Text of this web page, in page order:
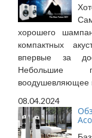
хорошего
компактных
впервые за
Небольшие
воодушевляющее
08.04.2024